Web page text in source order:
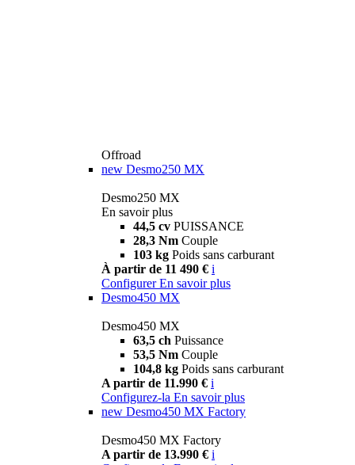
Offroad
new Desmo250 MX
Desmo250 MX
En savoir plus
44,5 cv PUISSANCE
28,3 Nm Couple
103 kg Poids sans carburant
À partir de 11 490 € i
Configurer En savoir plus
Desmo450 MX
Desmo450 MX
63,5 ch Puissance
53,5 Nm Couple
104,8 kg Poids sans carburant
A partir de 11.990 € i
Configurez-la En savoir plus
new Desmo450 MX Factory
Desmo450 MX Factory
A partir de 13.990 € i